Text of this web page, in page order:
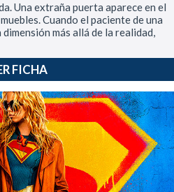
Una extraña puerta aparece en el
Cuando el paciente de una
más allá de la realidad,
FICHA